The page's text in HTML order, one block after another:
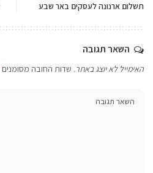
תשלום ארנונה לעסקים באר שבע
השאר תגובה
האימייל לא יוצג באתר. שדות החובה מסומנים